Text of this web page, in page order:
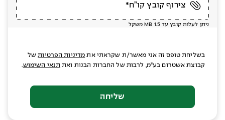
צירוף קובץ קו”ח*
ניתן לעלות קובץ עד MB 1.5 משקל
בשליחת טופס זה אני מאשר/ת שקראתי את מדיניות הפרטיותשל
קבוצת אשטרום בע"מ, לרבות של החברות הבנות ואת תנאי השימוש.
שליחה